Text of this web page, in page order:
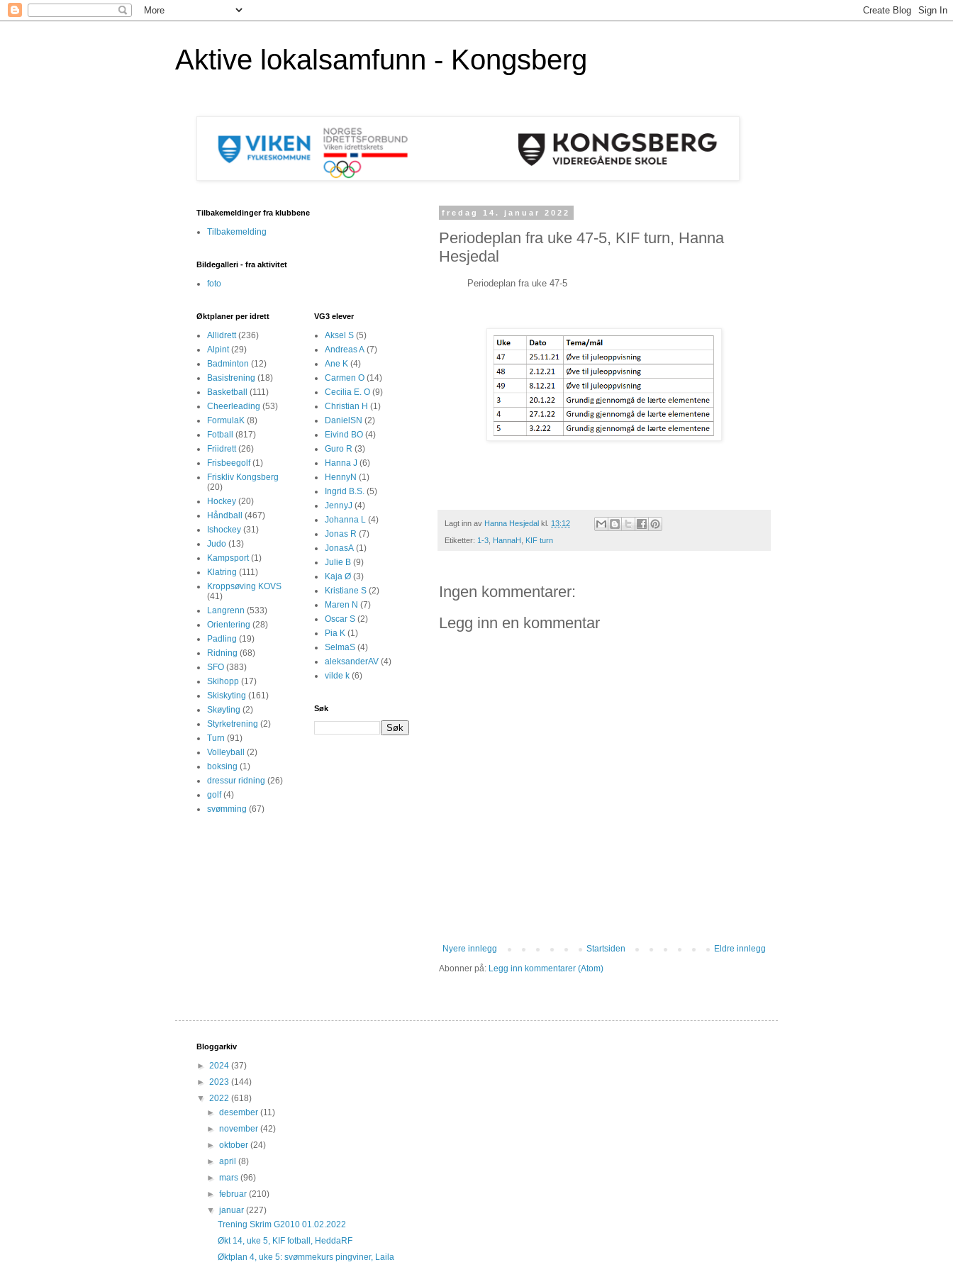
Aktive lokalsamfunn - Kongsberg
fredag 14. januar 2022
Periodeplan fra uke 47-5, KIF turn, Hanna
Hesjedal
Periodeplan fra uke 47-5
Lagt inn av Hanna Hesjedal kl. 13:12
Etiketter: 1-3 HannaH KIF turn
Ingen kommentarer:
Legg inn en kommentar
Nyere innlegg Eldre innlegg
Startsiden
Abonner på: Legg inn kommentarer (Atom)
Tilbakemeldinger fra klubbene
Tilbakemelding
Bildegalleri - fra aktivitet
foto
Øktplaner per idrett
Allidrett (236)
Alpint (29)
Badminton (12)
Basistrening (18)
Basketball
(111)
Cheerleading (53)
FormulaK (8)
Fotball
(817)
Friidrett (26)
Frisbeegolf (1)
Friskliv Kongsberg
(20)
Hockey (20)
Håndball
(467)
Ishockey (31)
Judo (13)
Kampsport (1)
Klatring (111)
Kroppsøving KOVS
(41)
Langrenn (533)
Orientering (28)
Padling (19)
Ridning (68)
SFO (383)
Skihopp (17)
Skiskyting (161)
Skøyting (2)
Styrketrening (2)
Turn (91)
Volleyball
(2)
boksing (1)
dressur ridning (26)
golf (4)
svømming (67)
VG3 elever
Aksel S (5)
Andreas A (7)
Ane K (4)
Carmen O (14)
Cecilia E. O (9)
Christian H (1)
DanielSN (2)
Eivind BO (4)
Guro R (3)
Hanna J (6)
HennyN (1)
Ingrid B.S. (5)
JennyJ (4)
Johanna L (4)
Jonas R (7)
JonasA (1)
Julie B (9)
Kaja Ø (3)
Kristiane S (2)
Maren N (7)
Oscar S (2)
Pia K (1)
SelmaS (4)
aleksanderAV (4)
vilde k (6)
Søk
Bloggarkiv
► 2024 (37)
► 2023 (144)
▼ 2022 (618)
►desember(11)
►november(42)
►oktober(24)
►april(8)
►mars(96)
►februar(210)
▼januar(227)
Trening Skrim G2010 01.02.2022
Økt 14, uke 5, KIF fotball, HeddaRF
Øktplan 4, uke 5: svømmekurs pingviner, Laila